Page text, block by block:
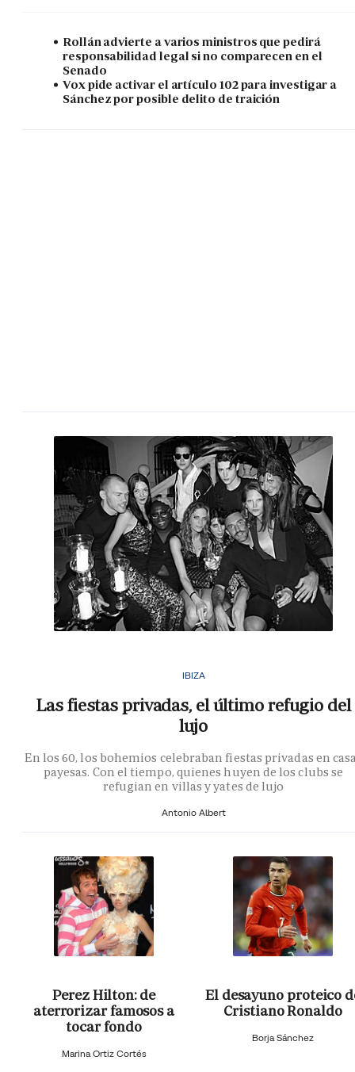
Rollán advierte a varios ministros que pedirá
responsabilidad legal si no comparecen en el
Senado
Vox pide activar el artículo 102 para investigar a
Sánchez por posible delito de traición
IBIZA
Las fiestas privadas, el último refugio del
lujo
En los 60, los bohemios celebraban fiestas privadas en
payesas. Con el tiempo, quienes huyen de los clubs se
refugian en villas y yates de lujo
Antonio Albert
Perez Hilton: de
aterrorizar famosos a
tocar fondo
Marina Ortiz Cortés
El desayuno proteico
Cristiano Ronaldo
Borja Sánchez